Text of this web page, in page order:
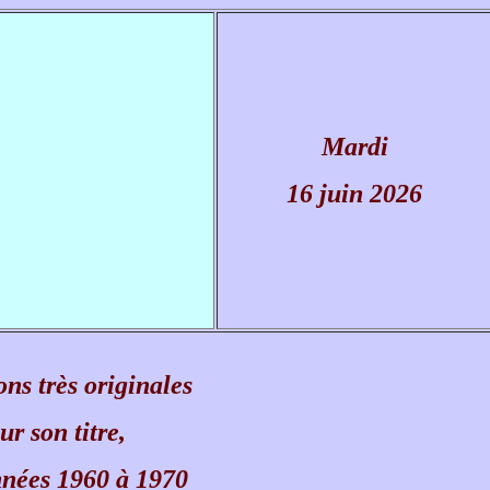
Mardi
16 juin 2026
très originales
son titre,
1960 à 1970